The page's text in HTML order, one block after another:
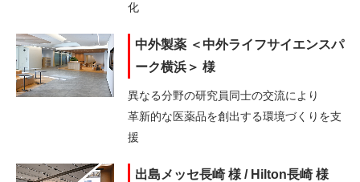
化
中外製薬 ＜中外ライフサイエンスパ
ーク横浜＞ 様
異なる分野の研究員同士の交流により
革新的な医薬品を創出する環境づくりを支
援
出島メッセ長崎 様 / Hilton長崎 様